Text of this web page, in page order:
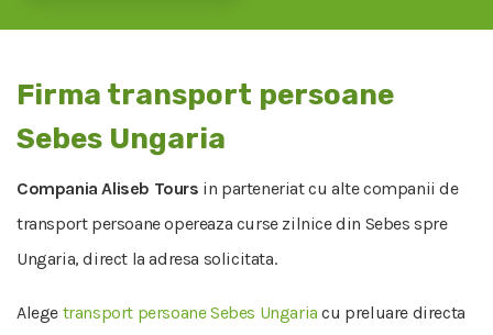
Firma transport persoane
Sebes Ungaria
Compania Aliseb Tours in parteneriat cu alte companii de
transport persoane opereaza curse zilnice din Sebes spre
Ungaria, direct la adresa solicitata.
Alege transport persoane Sebes Ungaria cu preluare directa